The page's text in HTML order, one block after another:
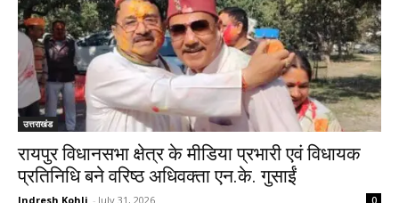
उत्तराखंड
रायपुर विधानसभा क्षेत्र के मीडिया प्रभारी एवं विधायक
प्रतिनिधि बने वरिष्ठ अधिवक्ता एन.के. गुसाईं
Indresh Kohli - July 31, 2026 0